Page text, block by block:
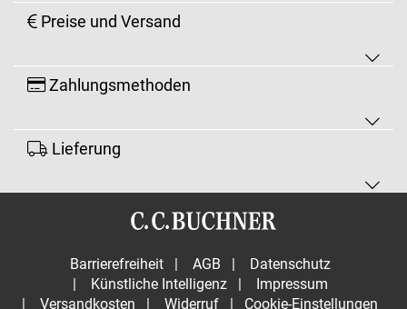
Preise und Versand
Zahlungsmethoden
Lieferung
Barrierefreiheit | AGB |
Datenschutz
|
Künstliche Intelligenz |
Impressum
|
Versandkosten | Widerruf | Cookie-Einstellungen